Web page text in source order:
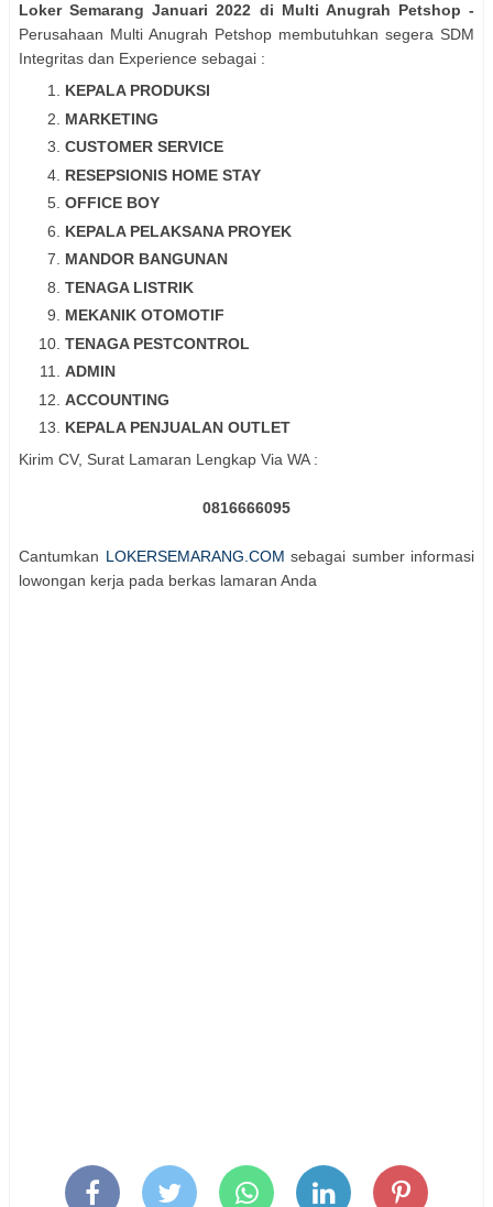
Loker Semarang Januari 2022 di Multi Anugrah Petshop -
Perusahaan Multi Anugrah Petshop membutuhkan segera SDM
Integritas dan Experience sebagai :
KEPALA PRODUKSI
MARKETING
CUSTOMER SERVICE
RESEPSIONIS HOME STAY
OFFICE BOY
KEPALA PELAKSANA PROYEK
MANDOR BANGUNAN
TENAGA LISTRIK
MEKANIK OTOMOTIF
TENAGA PESTCONTROL
ADMIN
ACCOUNTING
KEPALA PENJUALAN OUTLET
Kirim CV, Surat Lamaran Lengkap Via WA :
0816666095
Cantumkan LOKERSEMARANG.COM sebagai sumber informasi
lowongan kerja pada berkas lamaran Anda